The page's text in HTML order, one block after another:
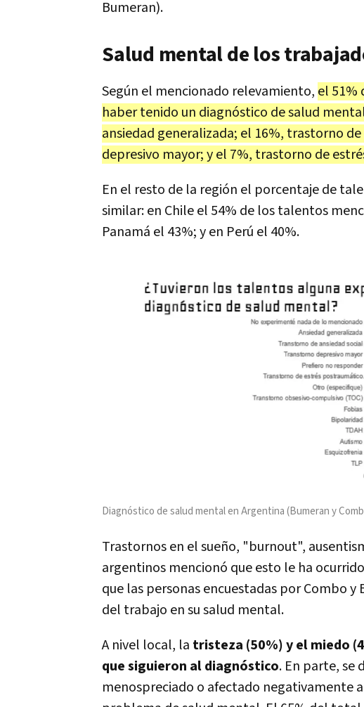
Bumeran).
Salud mental de los
Según el mencionado relevamiento, el 51%
haber tenido un diagnóstico de salud
ansiedad generalizada; el 16%, trastorno
depresivo mayor; y el 7%, trastorno de
En el resto de la región el porcentaje de
similar: en Chile el 54% de los talentos
Panamá el 43%; y en Perú el 40%.
Diagnóstico de salud mental en Argentina (Bumeran y
Trastornos en el sueño, "burnout",
argentinos mencionó que esto le ha
que las personas encuestadas por Combo
del trabajo en su salud mental.
A nivel local, la tristeza (50%) y el miedo
que siguieron al diagnóstico. En parte, se
menospreciado o afectado negativamente